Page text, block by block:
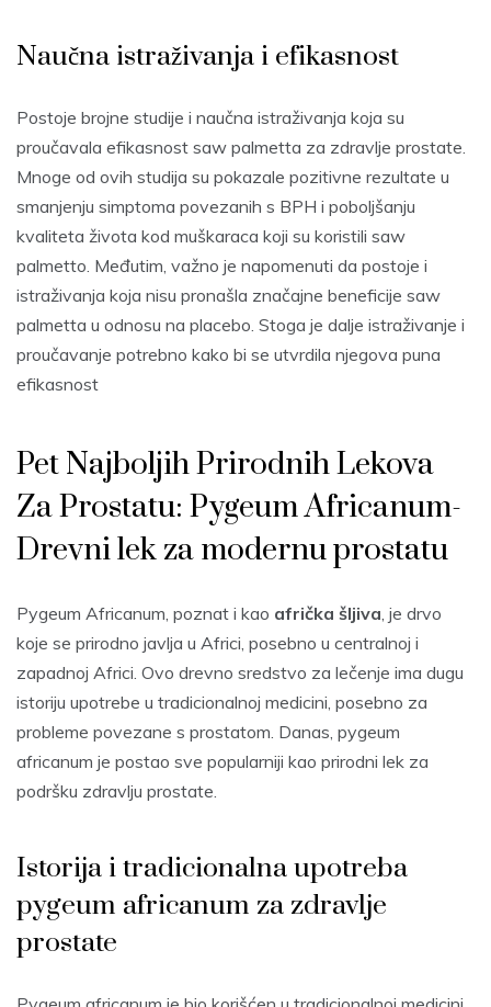
Naučna istraživanja i efikasnost
Postoje brojne studije i naučna istraživanja koja su
proučavala efikasnost saw palmetta za zdravlje prostate.
Mnoge od ovih studija su pokazale pozitivne rezultate u
smanjenju simptoma povezanih s BPH i poboljšanju
kvaliteta života kod muškaraca koji su koristili saw
palmetto. Međutim, važno je napomenuti da postoje i
istraživanja koja nisu pronašla značajne beneficije saw
palmetta u odnosu na placebo. Stoga je dalje istraživanje i
proučavanje potrebno kako bi se utvrdila njegova puna
efikasnost
Pet Najboljih Prirodnih Lekova
Za Prostatu: Pygeum Africanum-
Drevni lek za modernu prostatu
Pygeum Africanum, poznat i kao afrička šljiva , je drvo
koje se prirodno javlja u Africi, posebno u centralnoj i
zapadnoj Africi. Ovo drevno sredstvo za lečenje ima dugu
istoriju upotrebe u tradicionalnoj medicini, posebno za
probleme povezane s prostatom. Danas, pygeum
africanum je postao sve popularniji kao prirodni lek za
podršku zdravlju prostate.
Istorija i tradicionalna upotreba
pygeum africanum za zdravlje
prostate